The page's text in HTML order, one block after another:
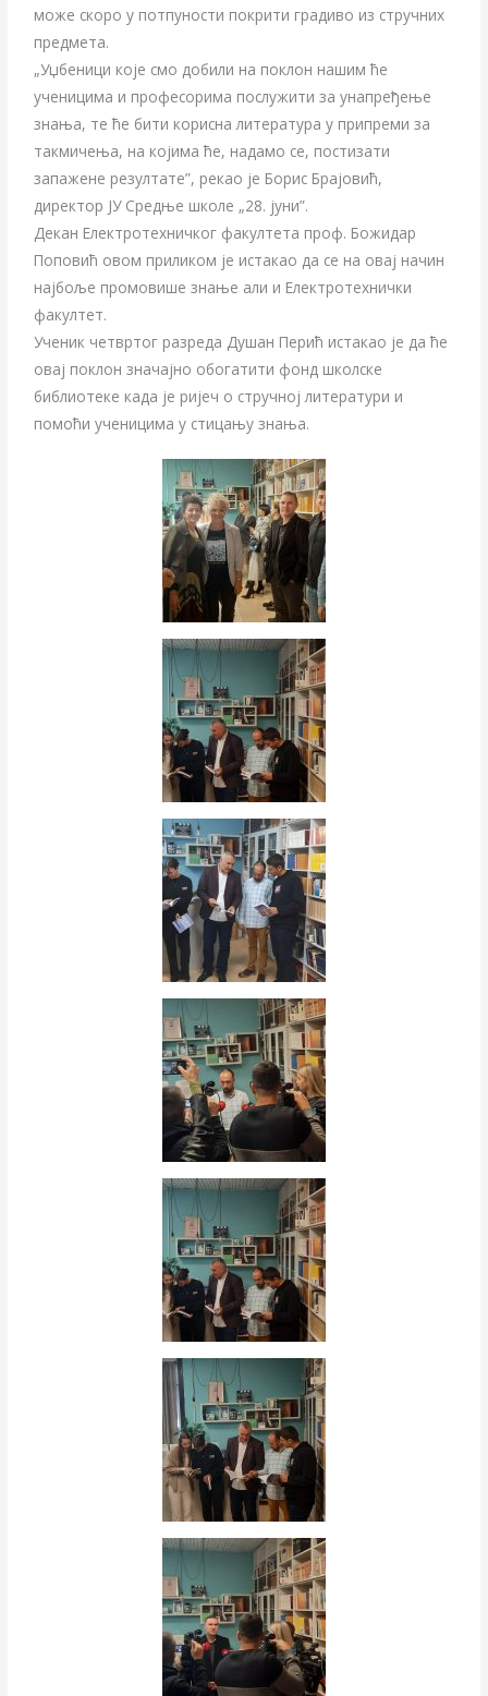
може скоро у потпуности покрити градиво из стручних
предмета.
„Уџбеници које смо добили на поклон нашим ће
ученицима и професорима послужити за унапређење
знања, те ће бити корисна литература у припреми за
такмичења, на којима ће, надамо се, постизати
запажене резултате”, рекао је Борис Брајовић,
директор ЈУ Средње школе „28. јуни”.
Декан Електротехничког факултета проф. Божидар
Поповић овом приликом је истакао да се на овај начин
најбоље промовише знање али и Електротехнички
факултет.
Ученик четвртог разреда Душан Перић истакао је да ће
овај поклон значајно обогатити фонд школске
библиотеке када је ријеч о стручној литератури и
помоћи ученицима у стицању знања.